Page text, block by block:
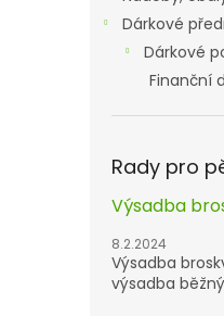
Dárkové
Dárkové
Finanční
Rady pro
Výsadba
8.2.2024
Výsadba
výsadba